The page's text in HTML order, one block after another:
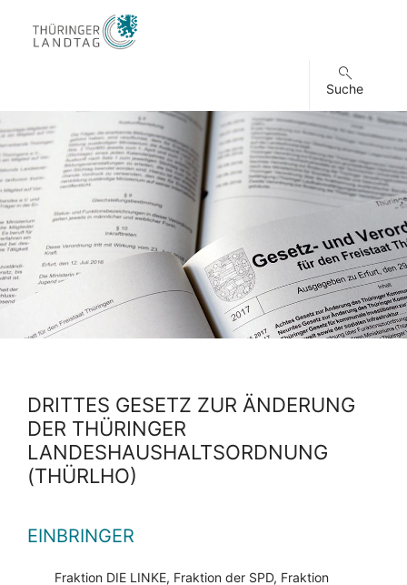
Suche
DRITTES GESETZ ZUR ÄNDERUNG
DER THÜRINGER
LANDESHAUSHALTSORDNUNG
(THÜRLHO)
EINBRINGER
Fraktion DIE LINKE, Fraktion der SPD, Fraktion